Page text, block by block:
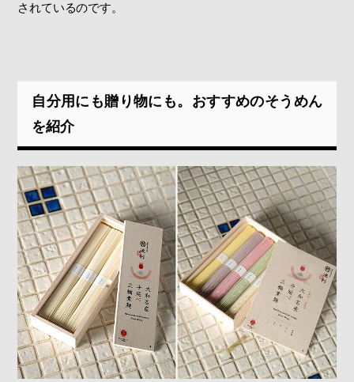
されているのです。
自分用にも贈り物にも。おすすめのそうめん
を紹介